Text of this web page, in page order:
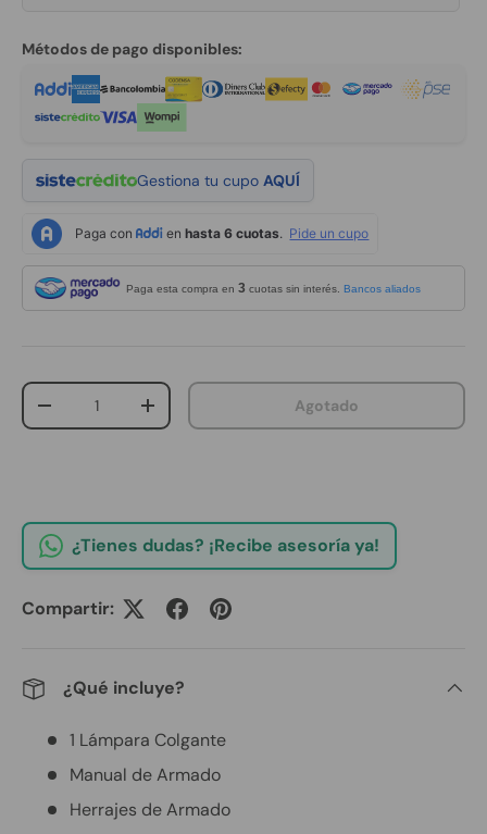
Métodos de pago disponibles:
Gestiona tu cupo AQUÍ
Paga esta compra en 3 cuotas sin interés. Bancos aliados
Cant.
Disminuir cantidadAumentar la cantidadAgotado
¿Tienes dudas? ¡Recibe asesoría ya!
Compartir:
¿Qué incluye?
1 Lámpara Colgante
Manual de Armado
Herrajes de Armado